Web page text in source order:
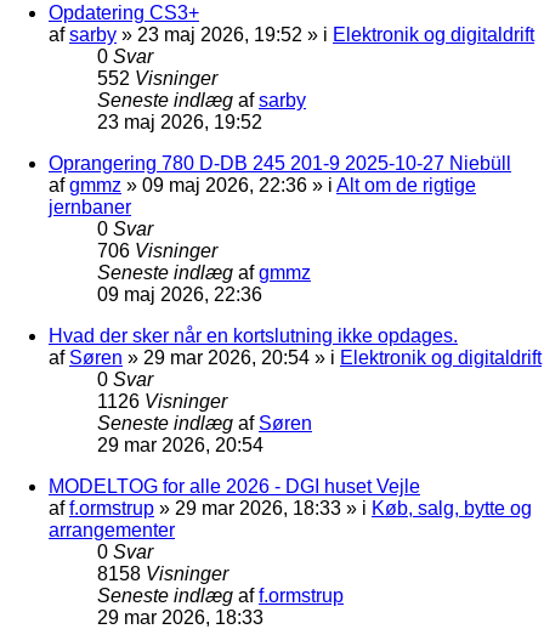
Opdatering CS3+
afsarby » 23 maj 2026, 19:52 » i Elektronik og digitaldrift
0 Svar
552 Visninger
Seneste indlæg afsarby
23 maj 2026, 19:52
Oprangering 780 D-DB 245 201-9 2025-10-27 Niebüll
afgmmz » 09 maj 2026, 22:36 » i Alt om de rigtige
jernbaner
0 Svar
706 Visninger
Seneste indlæg afgmmz
09 maj 2026, 22:36
Hvad der sker når en kortslutning ikke opdages.
af Søren » 29 mar 2026, 20:54 » i Elektronik og digitaldrift
0 Svar
1126 Visninger
Seneste indlæg af Søren
29 mar 2026, 20:54
MODELTOG for alle 2026 - DGI huset Vejle
aff.ormstrup » 29 mar 2026, 18:33 » i Køb, salg, bytte og
arrangementer
0 Svar
8158 Visninger
Seneste indlæg aff.ormstrup
29 mar 2026, 18:33